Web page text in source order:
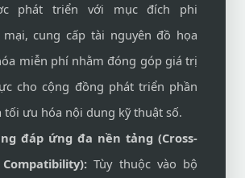
phát triển với mục đích phi
cung cấp tài nguyên đồ họa
miễn phí nhằm đóng góp giá trị
cho cộng đồng phát triển phần
tối ưu hóa nội dung kỹ thuật số.
đáp ứng đa nền tảng (Cross-
Tùy thuộc vào bộ